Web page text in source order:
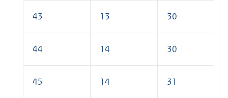
43 13 30
44 14 30
45 14 31